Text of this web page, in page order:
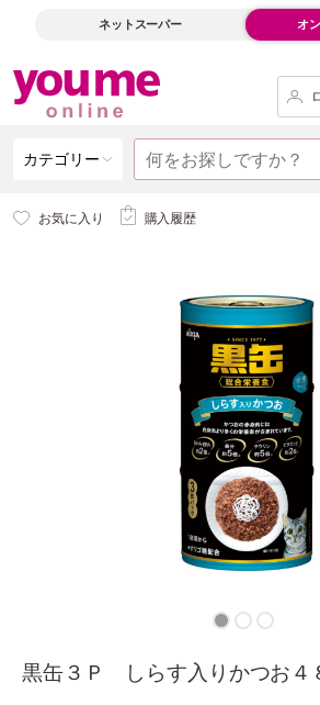
ネットスーパー オ
カテゴリー
お気に入り 購入履歴
黒缶３Ｐ しらす入りかつお４